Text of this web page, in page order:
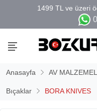
Anasayfa AV
Bıçaklar BORA KNIVES